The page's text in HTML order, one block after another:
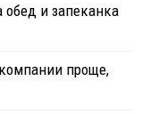
обед и запеканка
проще,